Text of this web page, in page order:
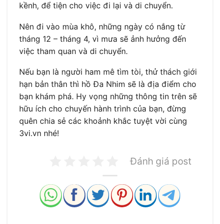
kềnh, để tiện cho việc đi lại và di chuyển.
Nên đi vào mùa khô, những ngày có nắng từ
tháng 12 – tháng 4, vì mưa sẽ ảnh hưởng đến
việc tham quan và di chuyển.
Nếu bạn là người ham mê tìm tòi, thử thách giới
hạn bản thân thì hồ Đa Nhim sẽ là địa điểm cho
bạn khám phá. Hy vọng những thông tin trên sẽ
hữu ích cho chuyến hành trình của bạn, đừng
quên chia sẻ các khoảnh khắc tuyệt vời cùng
3vi.vn nhé!
Đánh giá post